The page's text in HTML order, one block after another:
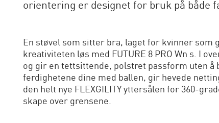
orientering er designet for bruk på både
En støvel som sitter bra, laget for kvinner som
kreativiteten løs med FUTURE 8 PRO Wn s. I
og gir en tettsittende, polstret passform uten å
ferdighetene dine med ballen, gir hevede
den helt nye FLEXGILITY yttersålen for 360-
skape over grensene.